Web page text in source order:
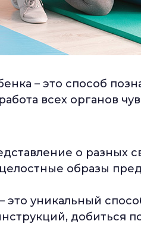
– это способ
всех органов
о разных
образы
это уникальный
добиться